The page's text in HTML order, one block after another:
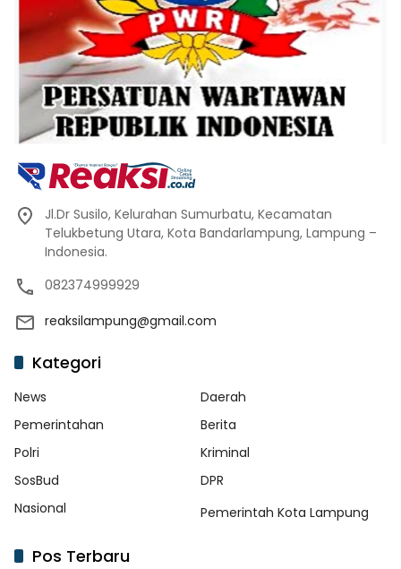
Jl.Dr Susilo, Kelurahan Sumurbatu, Kecamatan
Telukbetung Utara, Kota Bandarlampung, Lampung –
Indonesia.
082374999929
reaksilampung@gmail.com
Kategori
News
Daerah
Pemerintahan
Berita
Polri
Kriminal
SosBud
DPR
Nasional
Pemerintah Kota Lampung
Pos Terbaru